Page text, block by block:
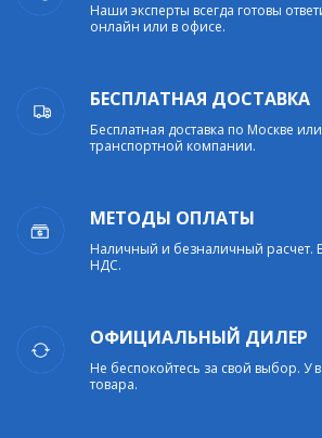
Наши эксперты всегда готовы
онлайн или в офисе.
БЕСПЛАТНАЯ ДОСТАВКА
Бесплатная доставка по Москве
транспортной компании.
МЕТОДЫ ОПЛАТЫ
Наличный и безналичный расчет.
НДС.
ОФИЦИАЛЬНЫЙ ДИЛЕР
Не беспокойтесь за свой выбор. У
товара.